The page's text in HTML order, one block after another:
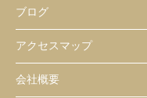
ブログ
アクセスマップ
会社概要